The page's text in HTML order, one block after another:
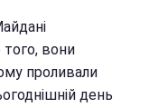
того, вони
проливали
день